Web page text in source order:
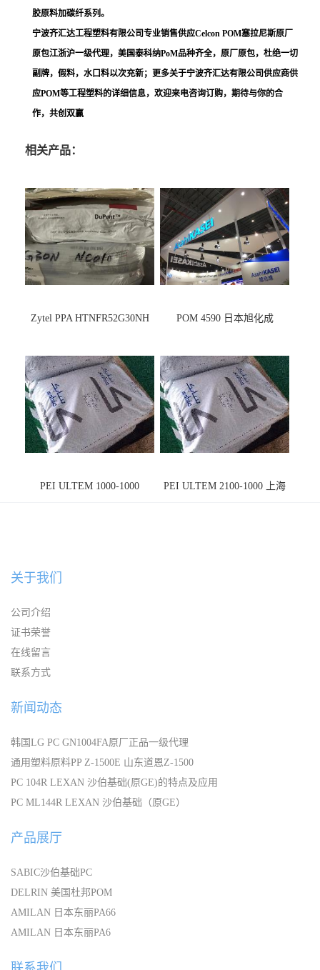
胶原料加碳纤系列。
宁波齐汇达工程塑料有限公司专业销售供应Celcon POM塞拉尼斯原厂
原包江浙沪一级代理，美国泰科纳PoM品种齐全，原厂原包，杜绝一切
副牌，假料，水口料以次充新；更多关于宁波齐汇达有限公司供应商供
应POM等工程塑料的详细信息，欢迎来电咨询订购，期待与你的合
作，共创双赢
相关产品：
Zytel PPA HTNFR52G30NH POM 4590 日本旭化成
PEI ULTEM 1000-1000
PEI ULTEM 2100-1000 上海
关于我们
公司介绍
证书荣誉
在线留言
联系方式
新闻动态
韩国LG PC GN1004FA原厂正品一级代理
通用塑料原料PP Z-1500E 山东道恩Z-1500
PC 104R LEXAN 沙伯基础(原GE)的特点及应用
PC ML144R LEXAN 沙伯基础（原GE）
产品展厅
SABIC沙伯基础PC
DELRIN 美国杜邦POM
AMILAN 日本东丽PA66
AMILAN 日本东丽PA6